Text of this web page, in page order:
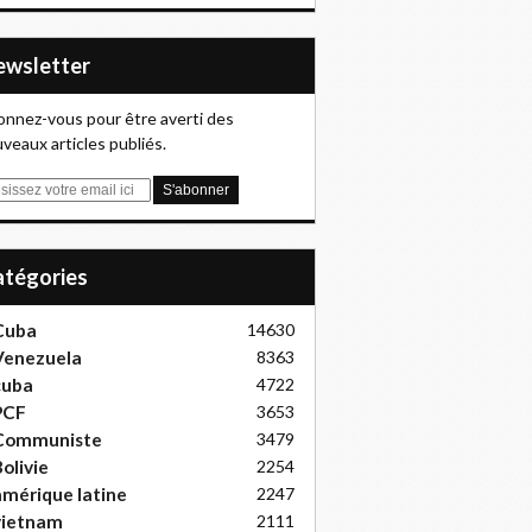
vous pour être averti des
articles publiés.
14630
8363
4722
3653
3479
2254
latine 2247
2111